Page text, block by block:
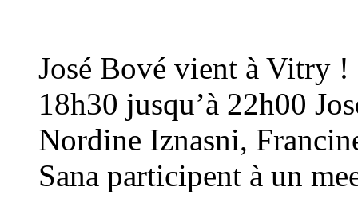
José Bové vient à Vitry
18h30 jusqu’à 22h00
Nordine Iznasni,
Sana participent à un